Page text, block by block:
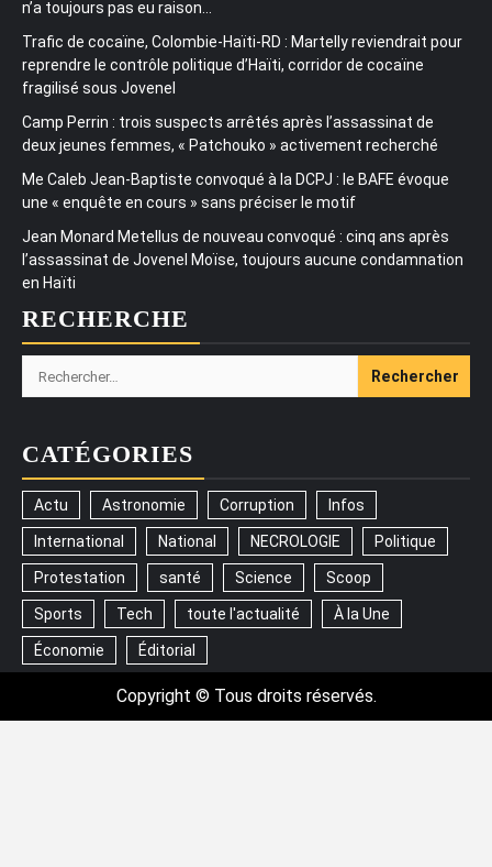
n’a toujours pas eu raison…
Trafic de cocaïne, Colombie-Haïti-RD : Martelly reviendrait pour
reprendre le contrôle politique d’Haïti, corridor de cocaïne
fragilisé sous Jovenel
Camp Perrin : trois suspects arrêtés après l’assassinat de
deux jeunes femmes, « Patchouko » activement recherché
Me Caleb Jean-Baptiste convoqué à la DCPJ : le BAFE évoque
une « enquête en cours » sans préciser le motif
Jean Monard Metellus de nouveau convoqué : cinq ans après
l’assassinat de Jovenel Moïse, toujours aucune condamnation
en Haïti
RECHERCHE
Rechercher :
CATÉGORIES
Actu Astronomie Corruption Infos
International National NECROLOGIE Politique
Protestation santé Science Scoop
Sports Tech toute l'actualité À la Une
Économie Éditorial
Copyright © Tous droits réservés.